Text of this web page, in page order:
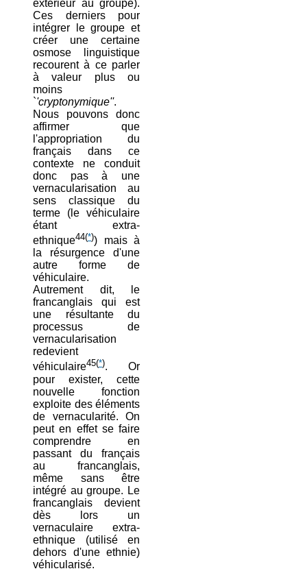
extérieur au groupe).
Ces derniers pour
intégrer le groupe et
créer une certaine
osmose linguistique
recourent à ce parler
à valeur plus ou
moins
`'cryptonymique''.
Nous pouvons donc
affirmer que
l'appropriation du
français dans ce
contexte ne conduit
donc pas à une
vernacularisation au
sens classique du
terme (le véhiculaire
étant extra-
ethnique44(*)) mais à
la résurgence d'une
autre forme de
véhiculaire.
Autrement dit, le
francanglais qui est
une résultante du
processus de
vernacularisation
redevient
véhiculaire45(*). Or
pour exister, cette
nouvelle fonction
exploite des éléments
de vernacularité. On
peut en effet se faire
comprendre en
passant du français
au francanglais,
même sans être
intégré au groupe. Le
francanglais devient
dès lors un
vernaculaire extra-
ethnique (utilisé en
dehors d'une ethnie)
véhicularisé.